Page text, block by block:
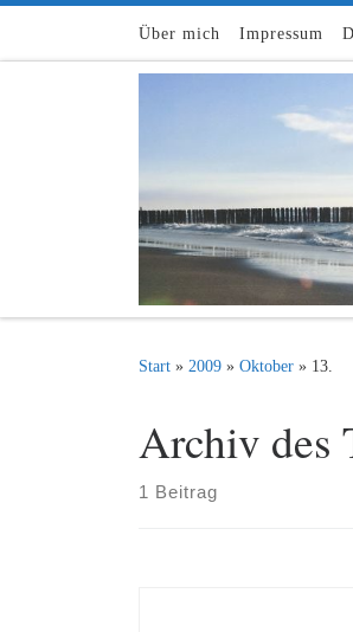
Zum Inhalt springen
Über mich Impressum
Start » 2009 » Oktober » 13.
Archiv des
1 Beitrag